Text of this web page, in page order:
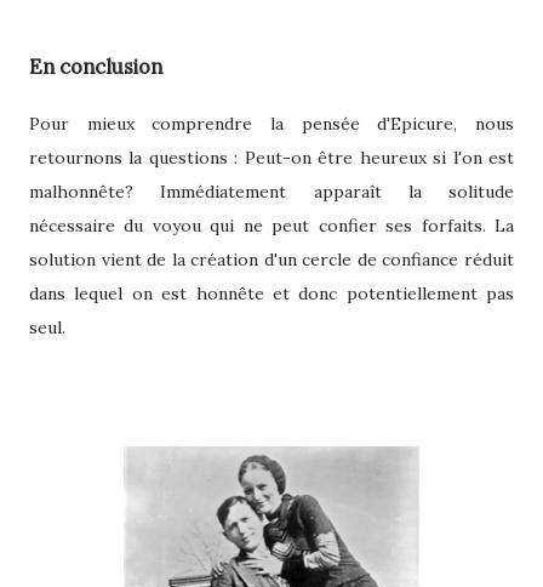
En conclusion
Pour mieux comprendre la pensée d'Epicure, nous
retournons la questions : Peut-on être heureux si l'on est
malhonnête? Immédiatement apparaît la solitude
nécessaire du voyou qui ne peut confier ses forfaits. La
solution vient de la création d'un cercle de confiance réduit
dans lequel on est honnête et donc potentiellement pas
seul.